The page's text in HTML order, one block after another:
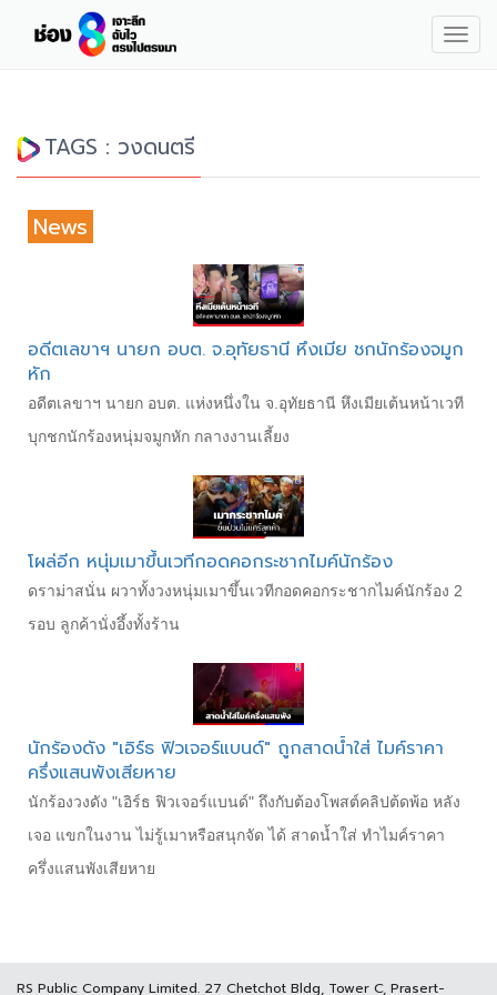
TAGS : วงดนตรี
News
อดีตเลขาฯ นายก อบต. จ.อุทัยธานี หึงเมีย ชกนักร้องจมูก
หัก
อดีตเลขาฯ นายก อบต. แห่งหนึ่งใน จ.อุทัยธานี หึงเมียเต้นหน้าเวที
บุกชกนักร้องหนุ่มจมูกหัก กลางงานเลี้ยง
โผล่อีก หนุ่มเมาขึ้นเวทีกอดคอกระชากไมค์นักร้อง
ดราม่าสนั่น ผวาทั้งวงหนุ่มเมาขึ้นเวทีกอดคอกระชากไมค์นักร้อง 2
รอบ ลูกค้านั่งอึ้งทั้งร้าน
นักร้องดัง "เอิร์ธ ฟิวเจอร์แบนด์" ถูกสาดน้ำใส่ ไมค์ราคา
ครึ่งแสนพังเสียหาย
นักร้องวงดัง "เอิร์ธ ฟิวเจอร์แบนด์" ถึงกับต้องโพสต์คลิปต้ดพ้อ หลัง
เจอ แขกในงาน ไม่รู้เมาหรือสนุกจัด ได้ สาดน้ำใส่ ทำไมค์ราคา
ครึ่งแสนพังเสียหาย
RS Public Company Limited. 27 Chetchot Bldg, Tower C, Prasert-